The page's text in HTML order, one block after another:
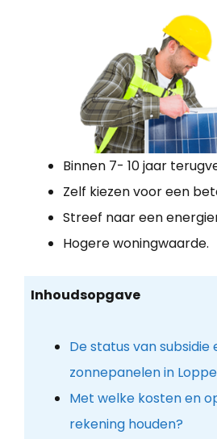
Binnen 7- 10 jaar
Zelf kiezen voor een
Streef naar een
Hogere woningwaarde.
Inhoudsopgave
De status van subsidie
zonnepanelen in
Met welke kosten en
rekening houden?